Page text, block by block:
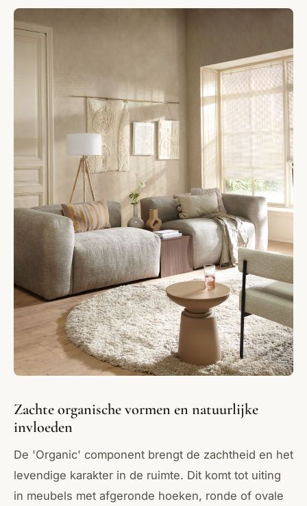
Zachte organische vormen en natuurlijke
invloeden
De 'Organic' component brengt de zachtheid en het
levendige karakter in de ruimte. Dit komt tot uiting
in meubels met afgeronde hoeken, ronde of ovale